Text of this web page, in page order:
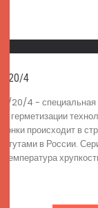
20/4
4 - специальная
и герметизации
происходит в
в России.